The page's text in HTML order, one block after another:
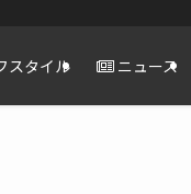
スタイル ニュース